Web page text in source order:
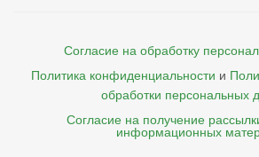
Согласие на обработку
Политика конфиденциальности и
обработки персональных
Согласие на получение
информационных